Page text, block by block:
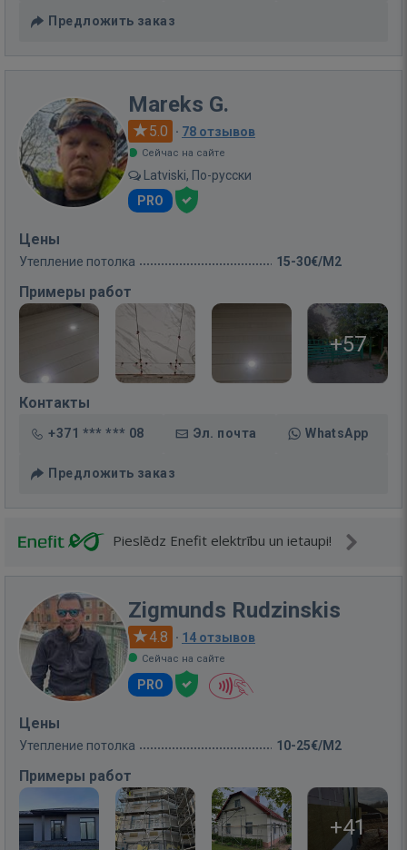
Предложить заказ
Mareks G.
5.0 · 78 отзывов
Сейчас на сайте
Latviski, По-русски
PRO
Цены
Утепление потолка 15-30€/M2
Примеры работ
+57
Контакты
+371 *** *** 08 Эл. почта WhatsApp
Предложить заказ
Pieslēdz Enefit elektrību un ietaupi!
Zigmunds Rudzinskis
4.8 · 14 отзывов
Сейчас на сайте
PRO
Цены
Утепление потолка 10-25€/M2
Примеры работ
+41